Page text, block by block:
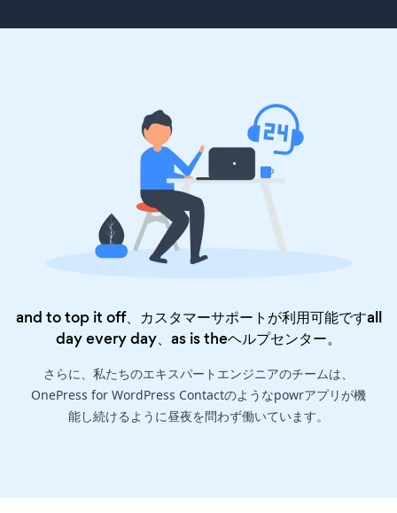
and to top it off、カスタマーサポートが利用可能ですall
day every day、as is theヘルプセンター。
さらに、私たちのエキスパートエンジニアのチームは、
OnePress for WordPress Contactのようなpowrアプリが機
能し続けるように昼夜を問わず働いています。